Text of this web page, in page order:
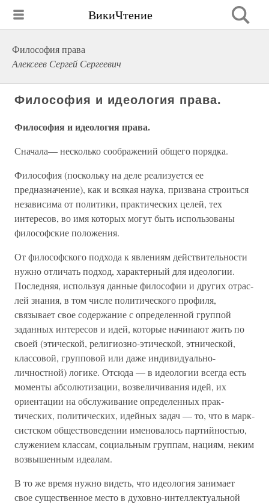
ВикиЧтение
Философия права
Алексеев Сергей Сергеевич
Философия и идеология права.
Философия и идеология права.
Сначала— несколько соображений общего порядка.
Философия (поскольку на деле реализуется ее
предназначение), как и всякая наука, призвана строиться
независима от политики, практических целей, тех
интересов, во имя которых могут быть использованы
философские положения.
От философского подхода к явлениям действительности
нужно отличать подход, характерный для идеологии.
Последняя, используя данные философии и других отрас­
лей знания, в том числе политического профиля,
связывает свое содержание с определенной группой
заданных интере­сов и идей, которые начинают жить по
своей (этической, религиозно-этической, этнической,
классовой, групповой или даже индивидуально-
личностной) логике. Отсюда — в идео­логии всегда есть
моменты абсолютизации, возвеличивания идей, их
ориентации на обслуживание определенных прак­
тических, политических, идейных задач — то, что в марк­
систском обществоведении именовалось партийностью,
служением классам, социальным группам, нациям, неким
возвышенным идеалам.
В то же время нужно видеть, что идеология занимает
свое существенное место в духовно-интеллектуальной